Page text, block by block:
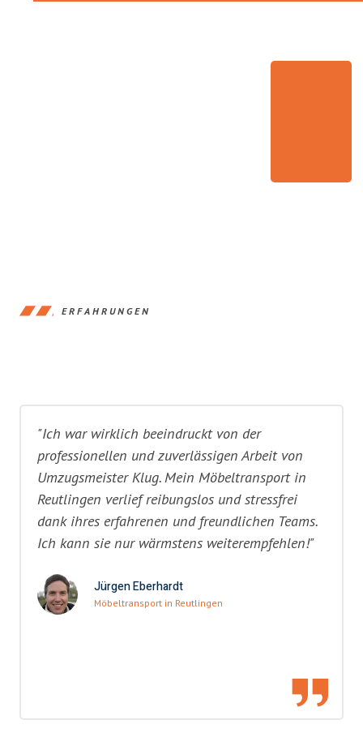
ERFAHRUNGEN
"Ich war wirklich beeindruckt von der
professionellen und zuverlässigen Arbeit von
Umzugsmeister Klug. Mein Möbeltransport in
Reutlingen verlief reibungslos und stressfrei
dank ihres erfahrenen und freundlichen Teams.
Ich kann sie nur wärmstens weiterempfehlen!"
Jürgen Eberhardt
Möbeltransport in Reutlingen